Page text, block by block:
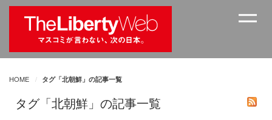
HOME タグ「北朝鮮」の記事一覧
タグ「北朝鮮」の記事一覧